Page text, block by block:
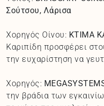
Σούτσου, Λάρισα
Χορηγός Οίνου: KTIMA
Καριπίδη προσφέρει
την ευχαρίστηση να
Χορηγός:
την βράδια των